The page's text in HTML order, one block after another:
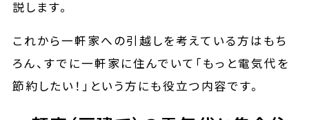
説します。
これから一軒家への引越しを考えている方はもち
ろん、すでに一軒家に住んでいて「もっと電気代を
節約したい！」という方にも役立つ内容です。